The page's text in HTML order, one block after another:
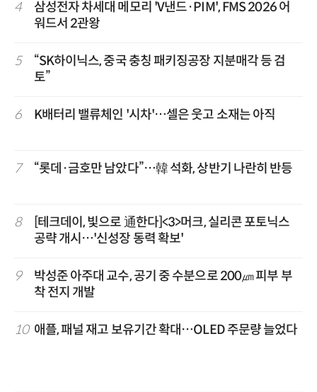
4
삼성전자 차세대 메모리 'V낸드·PIM', FMS 2026 어
워드서 2관왕
5
“SK하이닉스, 중국 충칭 패키징공장 지분매각 등 검
토”
6 K배터리 밸류체인 '시차'…셀은 웃고 소재는 아직
7 “롯데·금호만 남았다”…韓 석화, 상반기 나란히 반등
8
[테크데이, 빛으로 通한다]<3>머크, 실리콘 포토닉스
공략 개시…'신성장 동력 확보'
9
박성준 아주대 교수, 공기 중 수분으로 200㎛ 피부 부
착 전지 개발
10 애플, 패널 재고 보유기간 확대…OLED 주문량 늘었다